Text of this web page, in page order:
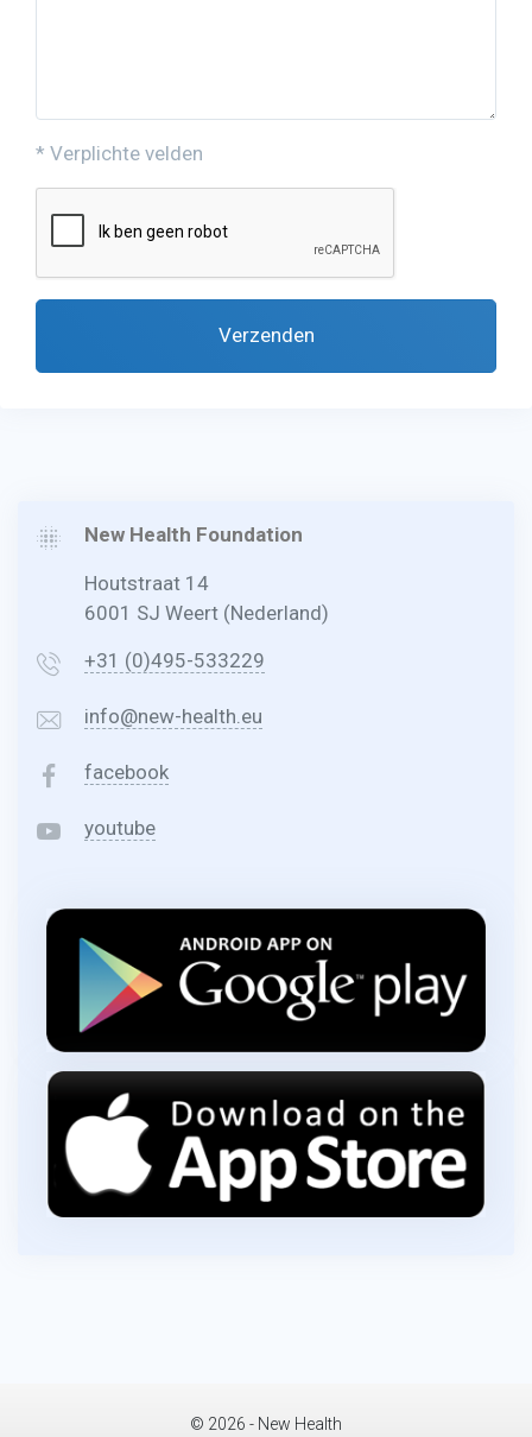
* Verplichte velden
Verzenden
New Health Foundation
Houtstraat 14
6001 SJ Weert (Nederland)
+31 (0)495-533229
info@new-health.eu
facebook
youtube
© 2026 - New Health